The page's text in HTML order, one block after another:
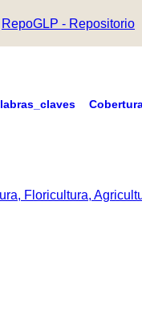
RepoGLP - Repositorio
Floricultura,